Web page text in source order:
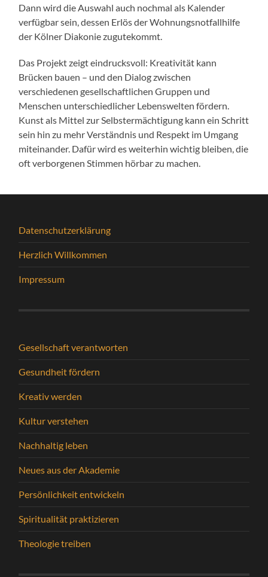
Dann wird die Auswahl auch nochmal als Kalender
verfügbar sein, dessen Erlös der Wohnungsnotfallhilfe
der Kölner Diakonie zugutekommt.
Das Projekt zeigt eindrucksvoll: Kreativität kann
Brücken bauen – und den Dialog zwischen
verschiedenen gesellschaftlichen Gruppen und
Menschen unterschiedlicher Lebenswelten fördern.
Kunst als Mittel zur Selbstermächtigung kann ein Schritt
sein hin zu mehr Verständnis und Respekt im Umgang
miteinander. Dafür wird es weiterhin wichtig bleiben, die
oft verborgenen Stimmen hörbar zu machen.
Datenschutzerklärung
Herzlich Willkommen
Impressum
Gesellschaft verantworten
Gesundheit fördern
Kreativ werden
Kultur verstehen
Nachhaltig leben
Neues aus der Akademie
Persönlichkeit entwickeln
Spiritualität praktizieren
Theologie treiben